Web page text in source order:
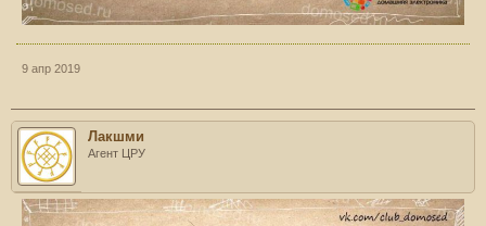
9 апр 2019
Лакшми
Агент ЦРУ